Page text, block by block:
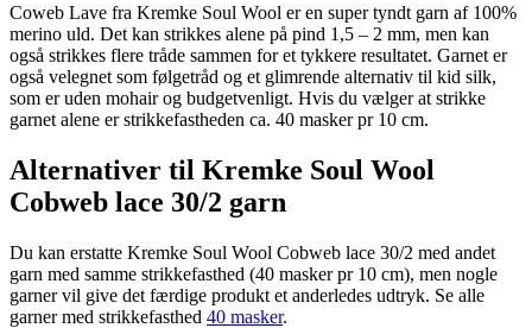
Coweb Lave fra Kremke Soul Wool er en super tyndt garn af 100%
merino uld. Det kan strikkes alene på pind 1,5 – 2 mm, men kan
også strikkes flere tråde sammen for et tykkere resultatet. Garnet er
også velegnet som følgetråd og et glimrende alternativ til kid silk,
som er uden mohair og budgetvenligt. Hvis du vælger at strikke
garnet alene er strikkefastheden ca. 40 masker pr 10 cm.
Alternativer til Kremke Soul Wool
Cobweb lace 30/2 garn
Du kan erstatte Kremke Soul Wool Cobweb lace 30/2 med andet
garn med samme strikkefasthed (40 masker pr 10 cm), men nogle
garner vil give det færdige produkt et anderledes udtryk. Se alle
garner med strikkefasthed 40 masker.